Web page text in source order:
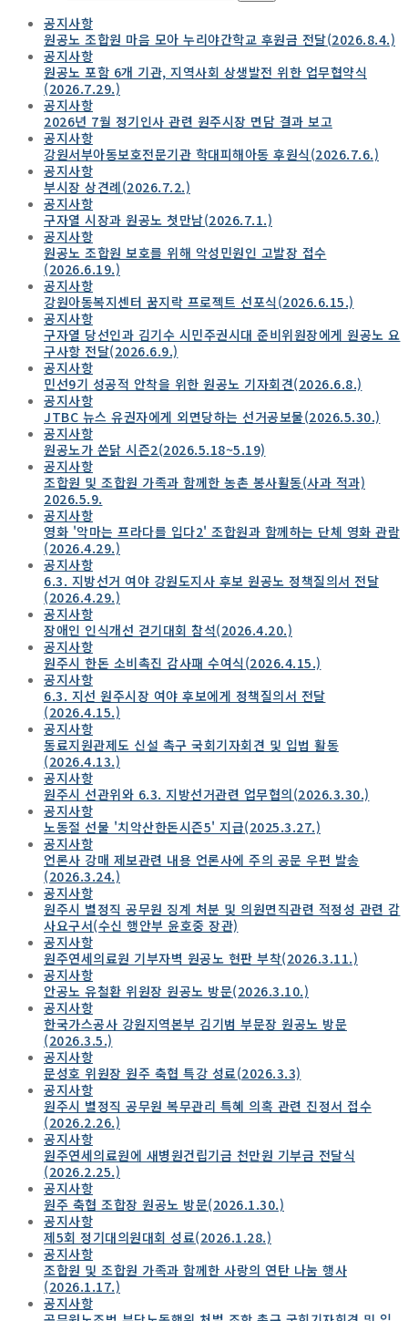
공지사항
원공노 조합원 마음 모아 누리야간학교 후원금 전달(2026.8.4.)
공지사항
원공노 포함 6개 기관, 지역사회 상생발전 위한 업무협약식
(2026.7.29.)
공지사항
2026년 7월 정기인사 관련 원주시장 면담 결과 보고
공지사항
강원서부아동보호전문기관 학대피해아동 후원식(2026.7.6.)
공지사항
부시장 상견례(2026.7.2.)
공지사항
구자열 시장과 원공노 첫만남(2026.7.1.)
공지사항
원공노 조합원 보호를 위해 악성민원인 고발장 접수
(2026.6.19.)
공지사항
강원아동복지센터 꿈지락 프로젝트 선포식(2026.6.15.)
공지사항
구자열 당선인과 김기수 시민주권시대 준비위원장에게 원공노 요
구사항 전달(2026.6.9.)
공지사항
민선9기 성공적 안착을 위한 원공노 기자회견(2026.6.8.)
공지사항
JTBC 뉴스 유권자에게 외면당하는 선거공보물(2026.5.30.)
공지사항
원공노가 쏜닭 시즌2(2026.5.18~5.19)
공지사항
조합원 및 조합원 가족과 함께한 농촌 봉사활동(사과 적과)
2026.5.9.
공지사항
영화 '악마는 프라다를 입다2' 조합원과 함께하는 단체 영화 관람
(2026.4.29.)
공지사항
6.3. 지방선거 여야 강원도지사 후보 원공노 정책질의서 전달
(2026.4.29.)
공지사항
장애인 인식개선 걷기대회 참석(2026.4.20.)
공지사항
원주시 한돈 소비촉진 감사패 수여식(2026.4.15.)
공지사항
6.3. 지선 원주시장 여야 후보에게 정책질의서 전달
(2026.4.15.)
공지사항
동료지원관제도 신설 촉구 국회기자회견 및 입법 활동
(2026.4.13.)
공지사항
원주시 선관위와 6.3. 지방선거관련 업무협의(2026.3.30.)
공지사항
노동절 선물 '치악산한돈시즌5' 지급(2025.3.27.)
공지사항
언론사 강매 제보관련 내용 언론사에 주의 공문 우편 발송
(2026.3.24.)
공지사항
원주시 별정직 공무원 징계 처분 및 의원면직관련 적정성 관련 감
사요구서(수신 행안부 윤호중 장관)
공지사항
원주연세의료원 기부자벽 원공노 현판 부착(2026.3.11.)
공지사항
안공노 유철환 위원장 원공노 방문(2026.3.10.)
공지사항
한국가스공사 강원지역본부 김기범 부문장 원공노 방문
(2026.3.5.)
공지사항
문성호 위원장 원주 축협 특강 성료(2026.3.3)
공지사항
원주시 별정직 공무원 복무관리 특혜 의혹 관련 진정서 접수
(2026.2.26.)
공지사항
원주연세의료원에 새병원건립기금 천만원 기부금 전달식
(2026.2.25.)
공지사항
원주 축협 조합장 원공노 방문(2026.1.30.)
공지사항
제5회 정기대의원대회 성료(2026.1.28.)
공지사항
조합원 및 조합원 가족과 함께한 사랑의 연탄 나눔 행사
(2026.1.17.)
공지사항